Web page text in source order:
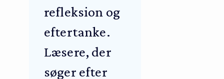
refleksion og
eftertanke.
Læsere, der
søger efter